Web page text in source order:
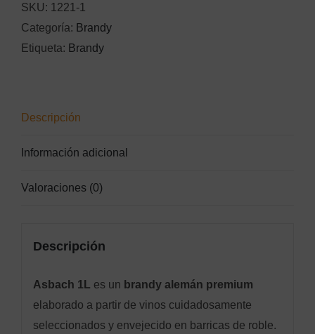
SKU: 1221-1
Categoría: Brandy
Etiqueta: Brandy
Descripción
Información adicional
Valoraciones (0)
Descripción
Asbach 1L es un brandy alemán premium
elaborado a partir de vinos cuidadosamente
seleccionados y envejecido en barricas de roble.